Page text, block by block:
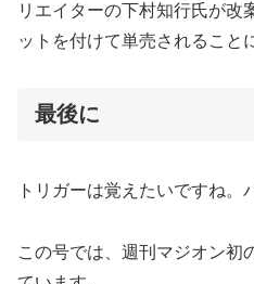
リエイターの下村知行氏が改
ットを付けて単売されること
最後に
トリガーは覚えたいですね。
この号では、週刊マジオン初